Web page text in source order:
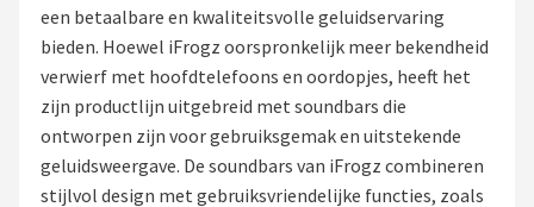
Sonos
JBL
Samsung
een betaalbare en kwaliteitsvolle geluidservaring
bieden. Hoewel iFrogz oorspronkelijk meer bekendheid
verwierf met hoofdtelefoons en oordopjes, heeft het
zijn productlijn uitgebreid met soundbars die
ontworpen zijn voor gebruiksgemak en uitstekende
geluidsweergave. De soundbars van iFrogz combineren
stijlvol design met gebruiksvriendelijke functies, zoals